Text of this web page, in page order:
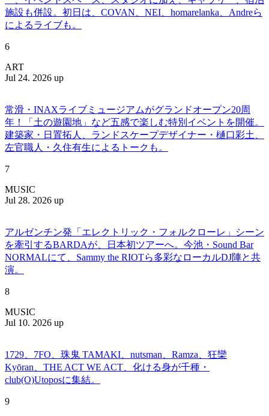
施設も併設。初日は、COVAN、NEI、homarelanka、Andreら
によるライブも。
6
ART
Jul 24. 2026 up
常滑・INAXライブミュージアムがグランドオープン20周
年！「土の遊園地」など五感で楽しむ特別イベントを開催。
建築家・日置拓人、ランドスケープデザイナー・樋口彩土、
左官職人・久住有生によるトークも。
7
MUSIC
Jul 28. 2026 up
アルゼンチン発「エレクトリック・フォルクローレ」シーン
を牽引するBARDAが、日本初ツアーへ。今池・Sound Bar
NORMALにて、Sammy the RIOTら多彩なローカルDJ陣と共
演。
8
MUSIC
Jul 10. 2026 up
1729、7FO、珠鬼 TAMAKI、nutsman、Ramza、狂欒
Kyōran、THE ACT WE ACT、化ける身が千種・
club(O)Utoposに集結。
9